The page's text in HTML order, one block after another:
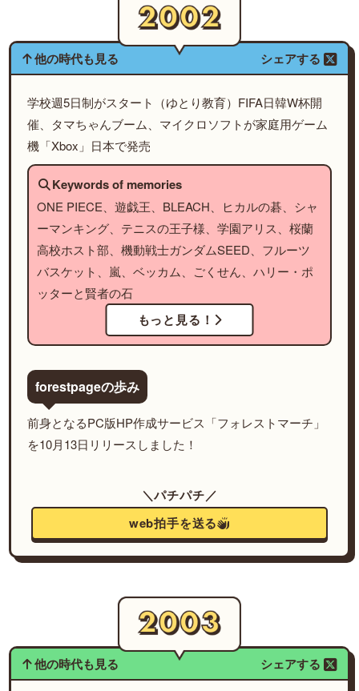
他の時代も見る シェアする
学校週5日制がスタート（ゆとり教育）FIFA日韓W杯開
催、タマちゃんブーム、マイクロソフトが家庭用ゲーム
機「Xbox」日本で発売
Keywords of memories
ONE PIECE、遊戯王、BLEACH、ヒカルの碁、シャ
ーマンキング、テニスの王子様、学園アリス、桜蘭
高校ホスト部、機動戦士ガンダムSEED、フルーツ
バスケット、嵐、ベッカム、ごくせん、ハリー・ポ
ッターと賢者の石
もっと見る！
forestpageの歩み
前身となるPC版HP作成サービス「フォレストマーチ」
を10月13日リリースしました！
＼パチパチ／
web拍手を送る
他の時代も見る シェアする